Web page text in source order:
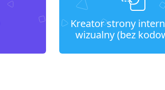
Kreator strony
wizualny (bez